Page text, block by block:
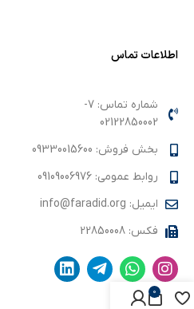
اطلاعات تماس
02122850002
بخش فروش: 09330015600
روابط عمومی: 09109006976
ایمیل: info@faradid.org
فکس: 22850008
0